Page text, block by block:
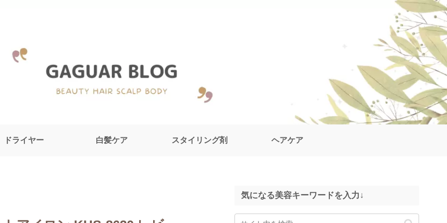
ドライヤー 白髪ケア スタイリング剤 ヘアケア
気になる美容キーワードを入力↓